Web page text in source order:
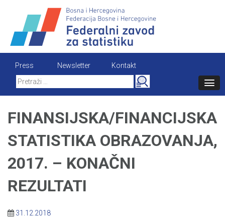
content
Press Newsletter
Kontakt
Search
for:
FINANSIJSKA/FINANCIJSKA
STATISTIKA OBRAZOVANJA,
2017. – KONAČNI
REZULTATI
31.12.2018